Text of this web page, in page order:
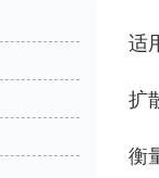
适
扩
衡